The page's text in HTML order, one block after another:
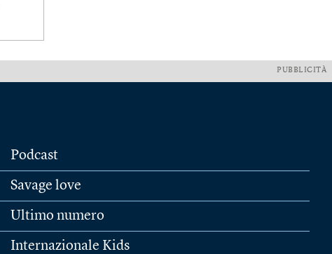
PUBBLICITÀ
Podcast
Savage love
Ultimo numero
Internazionale Kids